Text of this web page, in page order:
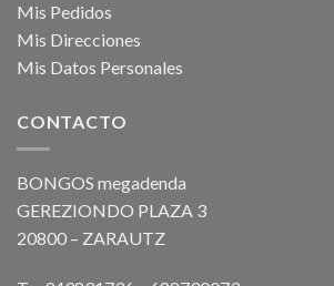
Mis Pedidos
Mis Direcciones
Mis Datos Personales
CONTACTO
BONGOS megadenda
GEREZIONDO PLAZA 3
20800 – ZARAUTZ